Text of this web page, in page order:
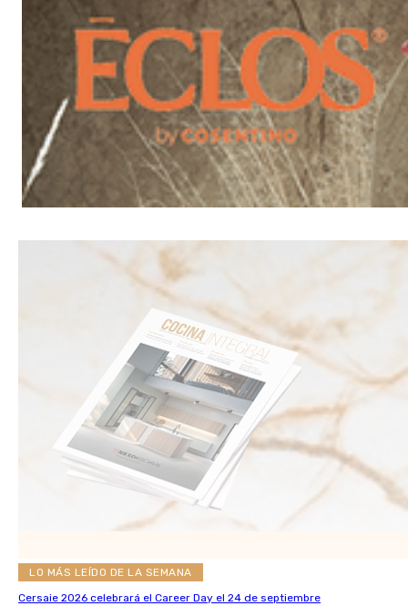
LO MÁS LEÍDO DE LA SEMANA
Cersaie 2026 celebrará el Career Day el 24 de septiembre